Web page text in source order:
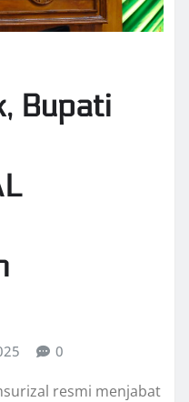
Bupati
0
resmi menjabat